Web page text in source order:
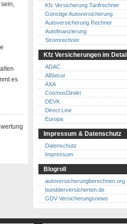
es
Kfz Versicherung Tarifrechner
Günstige Autoversicherung
Autoversicherung Rechner
Autofinanzierung
Stromrechner
Kfz Versicherungen im Detail
ADAC
AllSecur
AXA
CosmosDirekt
DEVK
Direct Line
Europa
Impressum & Datenschutz
Datenschutz
Impressum
Blogroll
autoversicherungberechnen.org
bundderversicherten.de
GDV Versicherungsnews